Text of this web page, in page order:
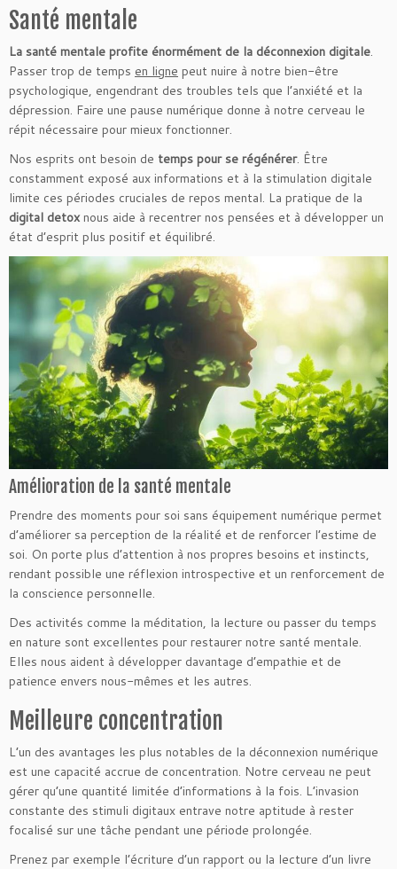
Santé mentale
La santé mentale profite énormément de la déconnexion digitale.
Passer trop de temps en ligne peut nuire à notre bien-être
psychologique, engendrant des troubles tels que l’anxiété et la
dépression. Faire une pause numérique donne à notre cerveau le
répit nécessaire pour mieux fonctionner.
Nos esprits ont besoin de temps pour se régénérer. Être
constamment exposé aux informations et à la stimulation digitale
limite ces périodes cruciales de repos mental. La pratique de la
digital detoxnous aide à recentrer nos pensées et à développer un
état d’esprit plus positif et équilibré.
Amélioration de la santé mentale
Prendre des moments pour soi sans équipement numérique permet
d’améliorer sa perception de la réalité et de renforcer l’estime de
soi. On porte plus d’attention à nos propres besoins et instincts,
rendant possible une réflexion introspective et un renforcement de
la conscience personnelle.
Des activités comme la méditation, la lecture ou passer du temps
en nature sont excellentes pour restaurer notre santé mentale.
Elles nous aident à développer davantage d’empathie et de
patience envers nous-mêmes et les autres.
Meilleure concentration
L’un des avantages les plus notables de la déconnexion numérique
est une capacité accrue de concentration. Notre cerveau ne peut
gérer qu’une quantité limitée d’informations à la fois. L’invasion
constante des stimuli digitaux entrave notre aptitude à rester
focalisé sur une tâche pendant une période prolongée.
Prenez par exemple l’écriture d’un rapport ou la lecture d’un livre